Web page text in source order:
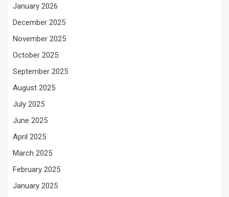
January 2026
December 2025
November 2025
October 2025
September 2025
August 2025
July 2025
June 2025
April 2025
March 2025
February 2025
January 2025